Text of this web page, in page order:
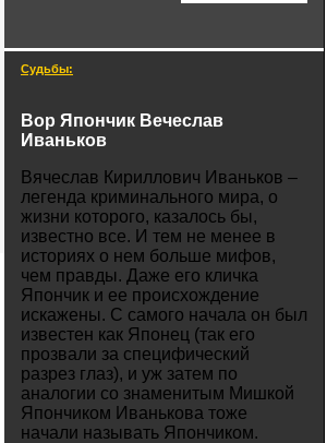
Судьбы:
Вор Япончик Вечеслав
Иваньков
Вячеслав Кириллович Иваньков –
легенда криминального мира, о
жизни которого, казалось бы,
известно все. И тем не менее в
историях о нем больше мифов,
чем правды. Даже его кличка
Япончик и ее происхождение
искажены. С самого начала он был
известен как Японец (так его
прозвали за специфический
разрез глаз), и уж затем по
аналогии со знаменитым Мишкой
Япончиком Иванькова тоже
начали называть Япончиком.